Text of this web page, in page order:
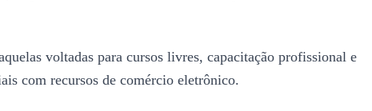
voltadas para cursos livres, capacitação profissional e
com recursos de comércio eletrônico.